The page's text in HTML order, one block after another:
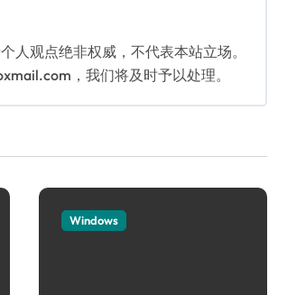
人观点绝非权威，不代表本站立场。
，我们将及时予以处理。
Windows